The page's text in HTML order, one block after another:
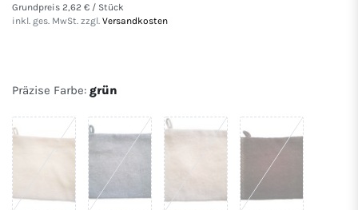
Grundpreis 2,62 € / Stück
inkl. ges. MwSt. zzgl. Versandkosten
Präzise Farbe: grün